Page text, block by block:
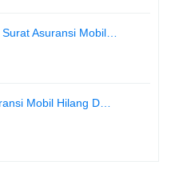
Asuransi Mobil…
Mobil Hilang D…